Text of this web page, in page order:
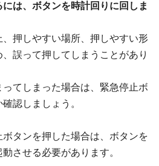
は、ボタンを時計回りに回しま
押しやすい場所、押しやすい形
誤って押してしまうことがあり
てしまった場合は、緊急停止ボ
認しましょう。
タンを押した場合は、ボタンを
させる必要があります。